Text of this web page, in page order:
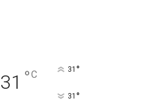
31 °C 31 °
31 °